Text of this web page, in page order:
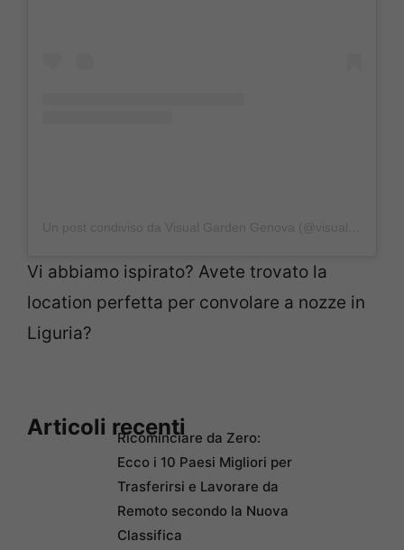
Vi abbiamo ispirato? Avete trovato la
location perfetta per convolare a nozze in
Liguria?
Articoli recentiRicominciare da Zero:
Ecco i 10 Paesi Migliori per
Trasferirsi e Lavorare da
Remoto secondo la Nuova
Classifica